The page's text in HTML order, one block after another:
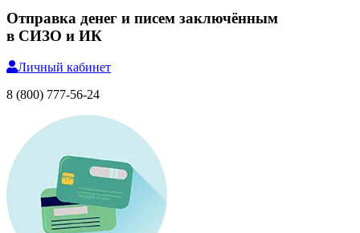
Отправка денег и писем заключённым
в СИЗО и ИК
Личный кабинет
8 (800) 777-56-24